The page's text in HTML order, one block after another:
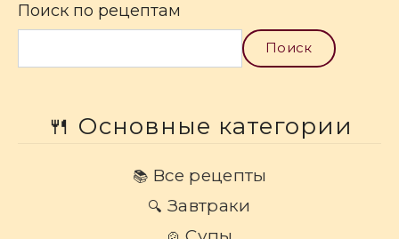
Поиск по рецептам
Поиск
🍴 Основные категории
📚Все рецепты
🔍 Завтраки